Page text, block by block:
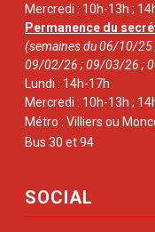
Mercredi : 10h-13h ;
Permanence du
(semaines du 06/10/
09/02/26 ; 09/03/26 ;
Lundi : 14h-17h
Mercredi : 10h-13h ;
Métro : Villiers ou
Bus 30 et 94
SOCIAL